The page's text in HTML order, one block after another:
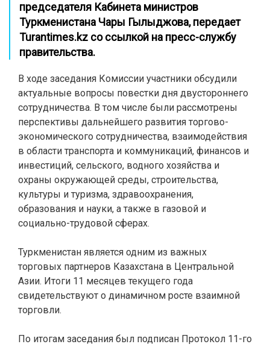
председателя Кабинета министров
Туркменистана Чары Гылыджова, передает
Turantimes.kz со ссылкой на пресс-службу
правительства.
В ходе заседания Комиссии участники обсудили
актуальные вопросы повестки дня двустороннего
сотрудничества. В том числе были рассмотрены
перспективы дальнейшего развития торгово-
экономического сотрудничества, взаимодействия
в области транспорта и коммуникаций, финансов и
инвестиций, сельского, водного хозяйства и
охраны окружающей среды, строительства,
культуры и туризма, здравоохранения,
образования и науки, а также в газовой и
социально-трудовой сферах.
Туркменистан является одним из важных
торговых партнеров Казахстана в Центральной
Азии. Итоги 11 месяцев текущего года
свидетельствуют о динамичном росте взаимной
торговли.
По итогам заседания был подписан Протокол 11-го